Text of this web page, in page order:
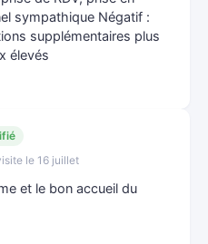
sympathique Négatif :
supplémentaires plus
élevés
le 16 juillet
et le bon accueil du